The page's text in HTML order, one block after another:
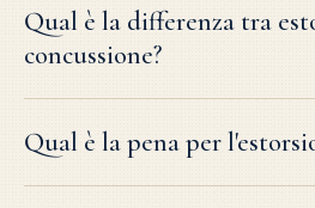
Qual è la differenza tra
concussione?
Qual è la pena per